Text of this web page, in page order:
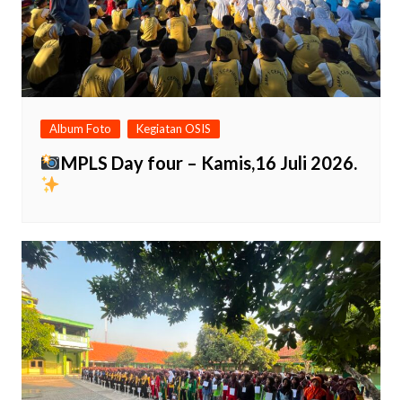
Album Foto Kegiatan OSIS
MPLS Day four – Kamis,16 Juli 2026.